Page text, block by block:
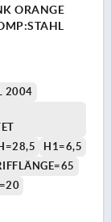
ORANGE
2004
H1=6,5